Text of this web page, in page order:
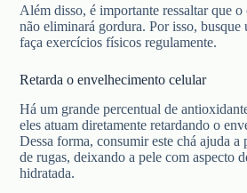
Além disso, é importante ressaltar que
não eliminará gordura. Por isso, busque
faça exercícios físicos regulamente.
Retarda o envelhecimento celular
Há um grande percentual de
eles atuam diretamente retardando o
Dessa forma, consumir este chá ajuda
de rugas, deixando a pele com aspecto
hidratada.